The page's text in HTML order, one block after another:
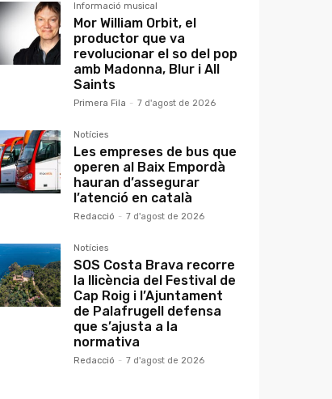
Informació musical
Mor William Orbit, el
productor que va
revolucionar el so del pop
amb Madonna, Blur i All
Saints
Primera Fila - 7 d'agost de 2026
Notícies
Les empreses de bus que
operen al Baix Empordà
hauran d’assegurar
l’atenció en català
Redacció - 7 d'agost de 2026
Notícies
SOS Costa Brava recorre
la llicència del Festival de
Cap Roig i l’Ajuntament
de Palafrugell defensa
que s’ajusta a la
normativa
Redacció - 7 d'agost de 2026